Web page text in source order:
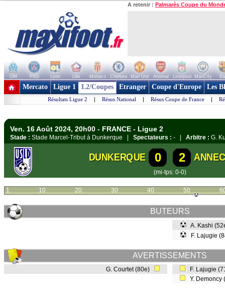
A retenir : Palmarès Coupe du
OM PSG Lyon Lille Monaco Chelsea Man Utd Arsenal Liverpool ManCity
+ de clubs
Mercato Ligue 1 L2/Coupes Etranger Coupe d'Europe Les
Résultats Ligue 2 | Résus National | Résus Coupe de France |
Ven. 16 Août 2024, 20h00 - FRANCE - Ligue 2
Stade : Stade Marcel-Tribut à Dunkerque | Spectateurs : - | Arbitre : G.
DUNKERQUE 0 2
(mi-tps: 0-0)
1 10 20 30 40 50
BUTEURS
A. Kashi
F. Lajugie
AVERTISSEMENTS
G. Courtet (80e)
F. Lajugie
Y.